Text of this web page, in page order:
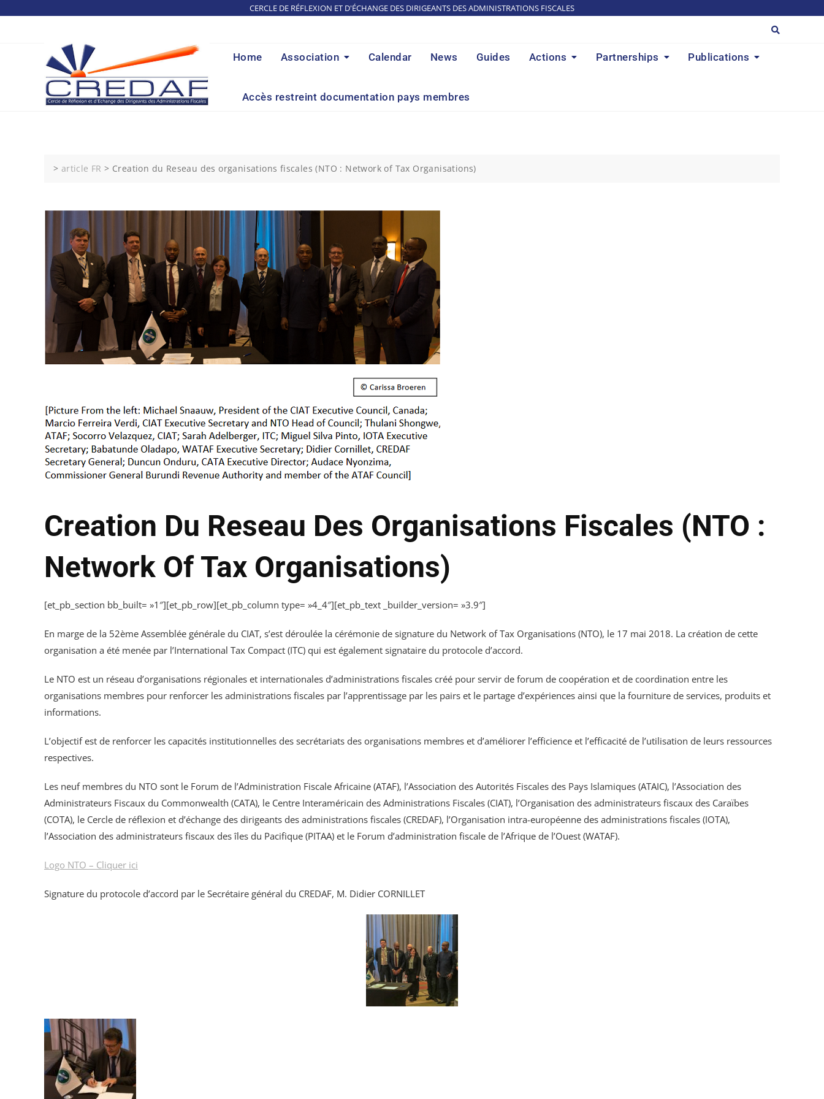
CERCLE DE RÉFLEXION ET D'ÉCHANGE DES DIRIGEANTS DES ADMINISTRATIONS FISCALES
Home Association Calendar News Guides Actions Partnerships Publications
Accès restreint documentation pays membres
> article FR > Creation du Reseau des organisations fiscales (NTO : Network of Tax Organisations)
Creation Du Reseau Des Organisations Fiscales (NTO :
Network Of Tax Organisations)
[et_pb_section bb_built= »1″][et_pb_row][et_pb_column type= »4_4″][et_pb_text _builder_version= »3.9″]
En marge de la 52ème Assemblée générale du CIAT, s’est déroulée la cérémonie de signature du Network of Tax Organisations (NTO), le 17 mai 2018. La création de cette
organisation a été menée par l’International Tax Compact (ITC) qui est également signataire du protocole d’accord.
Le NTO est un réseau d’organisations régionales et internationales d’administrations fiscales créé pour servir de forum de coopération et de coordination entre les
organisations membres pour renforcer les administrations fiscales par l’apprentissage par les pairs et le partage d’expériences ainsi que la fourniture de services, produits et
informations.
L’objectif est de renforcer les capacités institutionnelles des secrétariats des organisations membres et d’améliorer l’efficience et l’efficacité de l’utilisation de leurs ressources
respectives.
Les neuf membres du NTO sont le Forum de l’Administration Fiscale Africaine (ATAF), l’Association des Autorités Fiscales des Pays Islamiques (ATAIC), l’Association des
Administrateurs Fiscaux du Commonwealth (CATA), le Centre Interaméricain des Administrations Fiscales (CIAT), l’Organisation des administrateurs fiscaux des Caraïbes
(COTA), le Cercle de réflexion et d’échange des dirigeants des administrations fiscales (CREDAF), l’Organisation intra-européenne des administrations fiscales (IOTA),
l’Association des administrateurs fiscaux des îles du Pacifique (PITAA) et le Forum d’administration fiscale de l’Afrique de l’Ouest (WATAF).
Logo NTO – Cliquer ici
Signature du protocole d’accord par le Secrétaire général du CREDAF, M. Didier CORNILLET